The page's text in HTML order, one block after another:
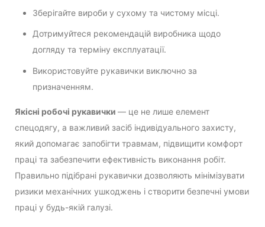
Зберігайте вироби у сухому та чистому місці.
Дотримуйтеся рекомендацій виробника щодо
догляду та терміну експлуатації.
Використовуйте рукавички виключно за
призначенням.
Якісні робочі рукавички — це не лише елемент
спецодягу, а важливий засіб індивідуального захисту,
який допомагає запобігти травмам, підвищити комфорт
праці та забезпечити ефективність виконання робіт.
Правильно підібрані рукавички дозволяють мінімізувати
ризики механічних ушкоджень і створити безпечні умови
праці у будь-якій галузі.